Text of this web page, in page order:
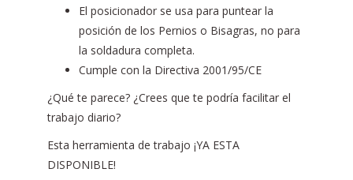
El posicionador se usa para puntear la
posición de los Pernios o Bisagras, no para
la soldadura completa.
Cumple con la Directiva 2001/95/CE
¿Qué te parece? ¿Crees que te podría facilitar el
trabajo diario?
Esta herramienta de trabajo ¡YA ESTA
DISPONIBLE!